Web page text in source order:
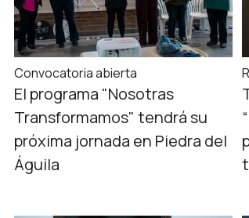
Convocatoria abierta
El programa "Nosotras
Transformamos" tendrá su
próxima jornada en Piedra del
Águila